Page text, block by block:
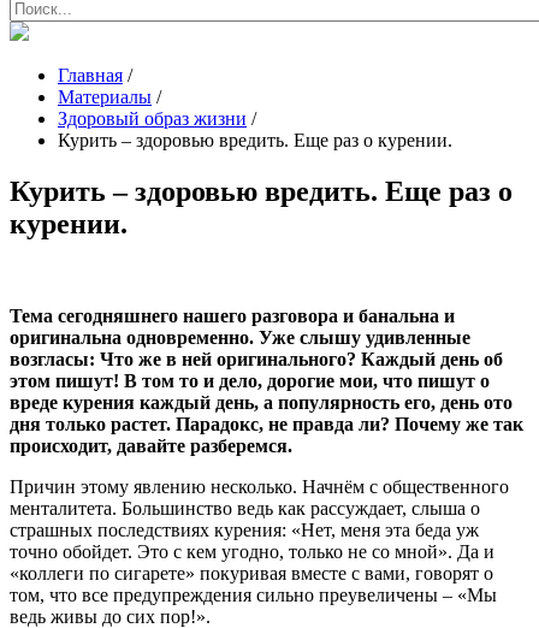
Главная /
Материалы /
Здоровый образ жизни /
Курить – здоровью вредить. Еще раз о курении.
Курить – здоровью вредить. Еще раз о
курении.
Тема сегодняшнего нашего разговора и банальна и
оригинальна одновременно. Уже слышу удивленные
возгласы: Что же в ней оригинального? Каждый день об
этом пишут! В том то и дело, дорогие мои, что пишут о
вреде курения каждый день, а популярность его, день ото
дня только растет. Парадокс, не правда ли? Почему же так
происходит, давайте разберемся.
Причин этому явлению несколько. Начнём с общественного
менталитета. Большинство ведь как рассуждает, слыша о
страшных последствиях курения: «Нет, меня эта беда уж
точно обойдет. Это с кем угодно, только не со мной». Да и
«коллеги по сигарете» покуривая вместе с вами, говорят о
том, что все предупреждения сильно преувеличены – «Мы
ведь живы до сих пор!».